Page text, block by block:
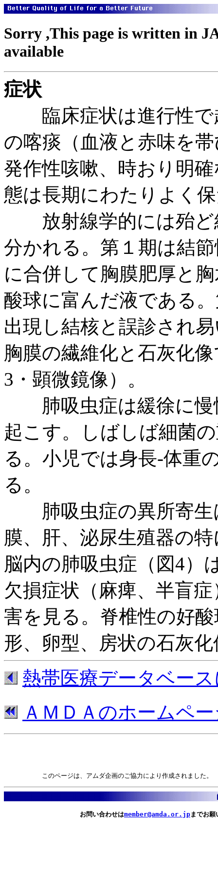
Sorry ,This page is written in
available
症状
臨床症状は進行性で
の喀痰（血液と赤味を
発作性咳嗽、時おり明
態は長期にわたりよく
放射線学的には殆ど
分かれる。第１期は結
に合併して胸膜肥厚と
酸球に富んだ液である
出現し結核と誤診され
胸膜の繊維化と石灰化
3・顕微鏡像）。
肺吸虫症は緩徐に慢
起こす。しばしば細菌
る。小児では身長-体重
る。
肺吸虫症の異所寄生
膜、肝、泌尿生殖器の
脳内の肺吸虫症（図4）
欠損症状（麻痺、半盲
害を見る。脊椎性の好
形、卵型、房状の石灰
熱帯医療データベー
ＡＭＤＡのホームペ
このページは、アムダ企画のご協力により作成されました。
お問い合わせはmember@amda.or.jp